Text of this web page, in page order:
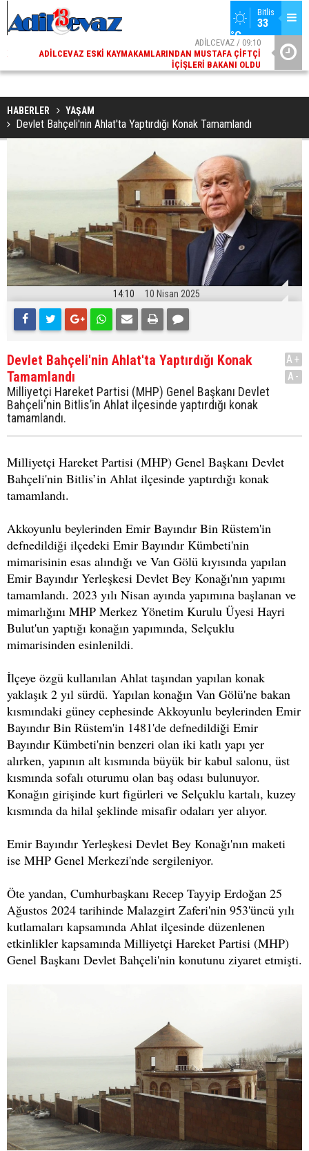
Bitlis
33
°C
ADİLCEVAZ / 09:10
ADILCEVAZ ESKI KAYMAKAMLARINDAN MUSTAFA ÇIFTÇI
İÇIŞLERI BAKANI OLDU
HABERLER YAŞAM
Devlet Bahçeli'nin Ahlat'ta Yaptırdığı Konak Tamamlandı
14:10 10 Nisan 2025
Devlet Bahçeli'nin Ahlat'ta Yaptırdığı Konak
Tamamlandı
Milliyetçi Hareket Partisi (MHP) Genel Başkanı Devlet
Bahçeli'nin Bitlis’in Ahlat ilçesinde yaptırdığı konak
tamamlandı.
A+
A-
Milliyetçi Hareket Partisi (MHP) Genel Başkanı Devlet
Bahçeli'nin Bitlis’in Ahlat ilçesinde yaptırdığı konak
tamamlandı.
Akkoyunlu beylerinden Emir Bayındır Bin Rüstem'in
defnedildiği ilçedeki Emir Bayındır Kümbeti'nin
mimarisinin esas alındığı ve Van Gölü kıyısında yapılan
Emir Bayındır Yerleşkesi Devlet Bey Konağı'nın yapımı
tamamlandı. 2023 yılı Nisan ayında yapımına başlanan ve
mimarlığını MHP Merkez Yönetim Kurulu Üyesi Hayri
Bulut'un yaptığı konağın yapımında, Selçuklu
mimarisinden esinlenildi.
İlçeye özgü kullanılan Ahlat taşından yapılan konak
yaklaşık 2 yıl sürdü. Yapılan konağın Van Gölü'ne bakan
kısmındaki güney cephesinde Akkoyunlu beylerinden Emir
Bayındır Bin Rüstem'in 1481'de defnedildiği Emir
Bayındır Kümbeti'nin benzeri olan iki katlı yapı yer
alırken, yapının alt kısmında büyük bir kabul salonu, üst
kısmında sofalı oturumu olan baş odası bulunuyor.
Konağın girişinde kurt figürleri ve Selçuklu kartalı, kuzey
kısmında da hilal şeklinde misafir odaları yer alıyor.
Emir Bayındır Yerleşkesi Devlet Bey Konağı'nın maketi
ise MHP Genel Merkezi'nde sergileniyor.
Öte yandan, Cumhurbaşkanı Recep Tayyip Erdoğan 25
Ağustos 2024 tarihinde Malazgirt Zaferi'nin 953'üncü yılı
kutlamaları kapsamında Ahlat ilçesinde düzenlenen
etkinlikler kapsamında Milliyetçi Hareket Partisi (MHP)
Genel Başkanı Devlet Bahçeli'nin konutunu ziyaret etmişti.